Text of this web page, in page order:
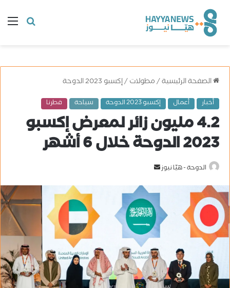
البحث
الصفحة الرئيسية/مطولات/إكسبو 2023 الدوحة
أخبار أعمال إكسبو 2023 الدوحة سياحة قطرنا
4.2 مليون زائر لمعرض إكسبو
2023 الدوحة خلال 6 أشهر
الدوحة - هيّا نيوز
س
ل
ب
ر
د
ا
إ